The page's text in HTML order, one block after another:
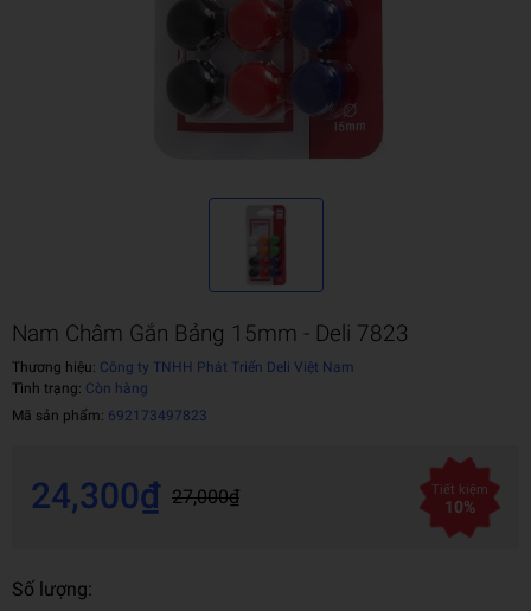
Nam Châm Gắn Bảng 15mm - Deli 7823
Thương hiệu: Công ty TNHH Phát Triển Deli Việt Nam
Tình trạng: Còn hàng
Mã sản phẩm: 692173497823
24,300₫ 27,000₫ Tiết kiệm
10%
Số lượng: